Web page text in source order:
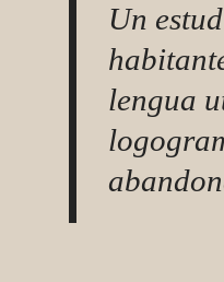
Un
lengua